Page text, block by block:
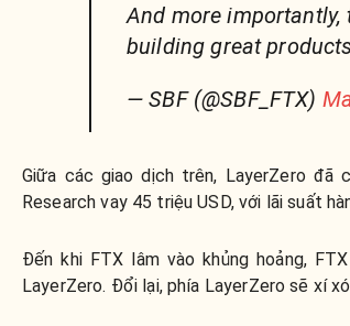
And more
building great
— SBF (@SBF_FTX)
Giữa các giao dịch trên, LayerZero đã
Research vay 45 triệu USD, với lãi suất
Đến khi FTX lâm vào khủng hoảng,
LayerZero. Đổi lại, phía LayerZero sẽ xí